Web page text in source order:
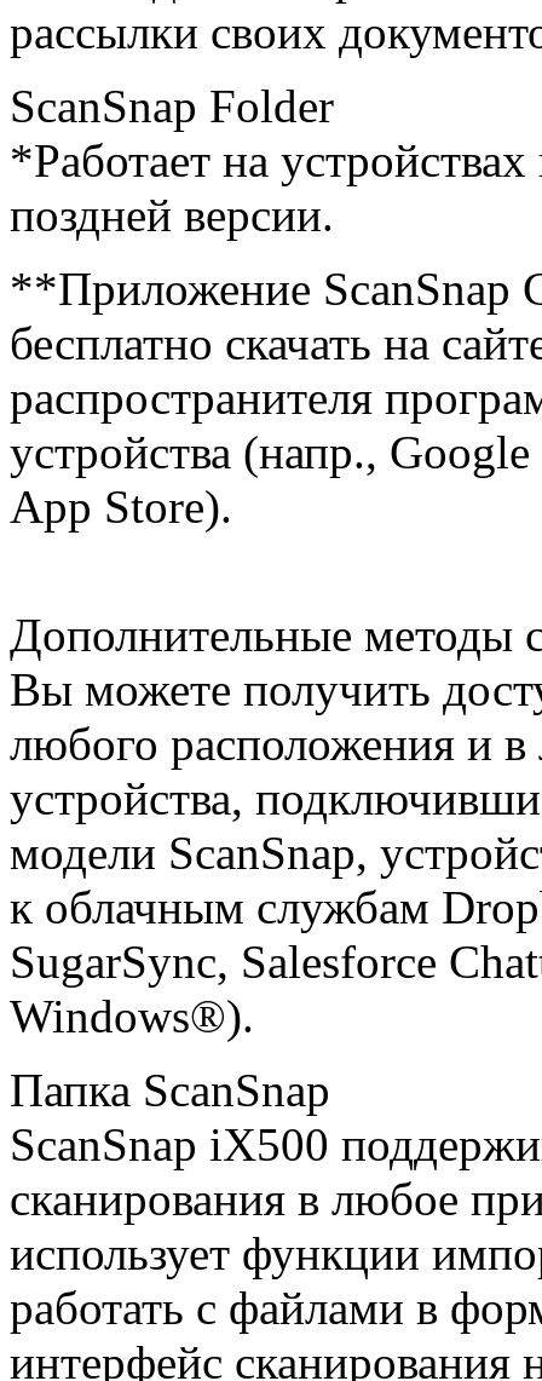
рассылки своих
ScanSnap Folder
*Работает на
поздней версии.
**Приложение ScanSnap
бесплатно скачать на
распространителя
устройства (напр.,
App Store).
Дополнительные методы
Вы можете получить
любого расположения и
устройства,
модели ScanSnap,
к облачным службам
SugarSync, Salesforce
Windows®).
Папка ScanSnap
ScanSnap iX500
сканирования в любое
использует функции
работать с файлами в
интерфейс сканирования